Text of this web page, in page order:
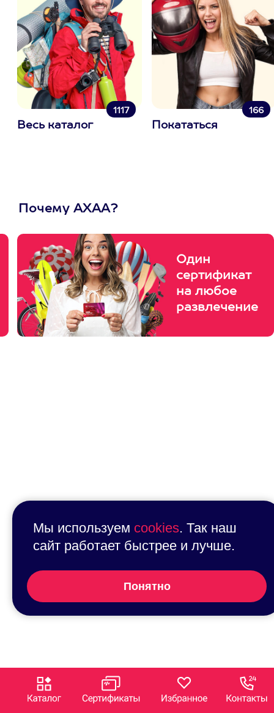
1117
Весь каталог
166
Покататься
Почему АХАА?
Один
сертификат
на любое
развлечение
Мы используем cookies. Так наш
сайт работает быстрее и лучше.
Понятно